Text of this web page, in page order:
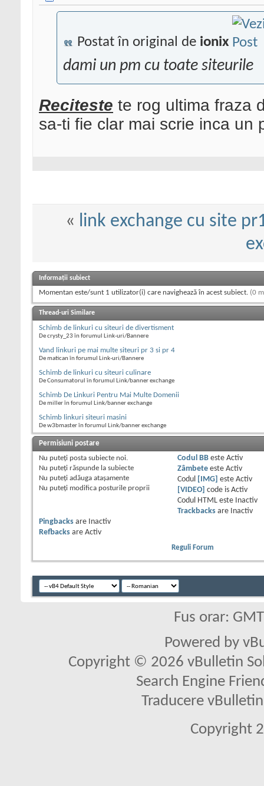
Postat în original de ionix
dami un pm cu toate siteurile
Reciteste te rog ultima fraza
sa-ti fie clar mai scrie inca un
« link exchange cu site
Informații subiect
Momentan este/sunt 1 utilizator(i) care navighează în acest subiect. (0
Thread-uri Similare
Schimb de linkuri cu siteuri de divertisment
De crysty_23 în forumul Link-uri/Bannere
Vand linkuri pe mai multe siteuri pr 3 si pr 4
De matican în forumul Link-uri/Bannere
Schimb de linkuri cu siteuri culinare
De Consumatorul în forumul Link/banner exchange
Schimb De Linkuri Pentru Mai Multe Domenii
De miller în forumul Link/banner exchange
Schimb linkuri siteuri masini
De w3bmaster în forumul Link/banner exchange
Permisiuni postare
Nu puteţi posta subiecte noi.
Nu puteţi răspunde la subiecte
Nu puteţi adăuga ataşamente
Nu puteţi modifica posturile proprii
Codul BBeste Activ
Zâmbeteeste Activ
Codul
[IMG] este Activ
[VIDEO]
code is Activ
Codul HTML este
Inactiv
Trackbacksare
Inactiv
Pingbacks are
Inactiv
Refbacks are Activ
Reguli Forum
Fus orar:
Powered by
Copyright © 2026 vBulletin
Search Engine
Traducere
Copyright